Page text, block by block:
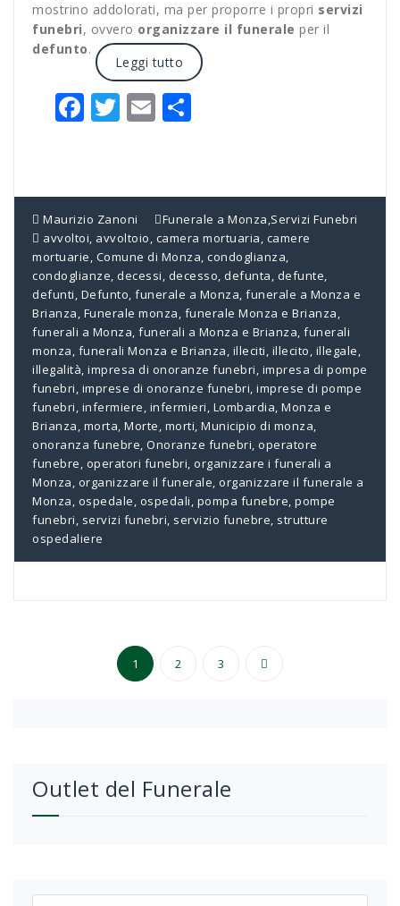
mostrino addolorati, ma per proporre i propri servizi
funebri, ovvero organizzare il funerale per il
defunto.
Leggi tutto
Facebook
Twitter
Email
Maurizio Zanoni Funerale a Monza,Servizi Funebri
avvoltoi, avvoltoio, camera mortuaria, camere
mortuarie, Comune di Monza, condoglianza,
condoglianze, decessi, decesso, defunta, defunte,
defunti, Defunto, funerale a Monza, funerale a Monza e
Brianza, Funerale monza, funerale Monza e Brianza,
funerali a Monza, funerali a Monza e Brianza, funerali
monza, funerali Monza e Brianza, illeciti, illecito, illegale,
illegalità, impresa di onoranze funebri, impresa di pompe
funebri, imprese di onoranze funebri, imprese di pompe
funebri, infermiere, infermieri, Lombardia, Monza e
Brianza, morta, Morte, morti, Municipio di monza,
onoranza funebre, Onoranze funebri, operatore
funebre, operatori funebri, organizzare i funerali a
Monza, organizzare il funerale, organizzare il funerale a
Monza, ospedale, ospedali, pompa funebre, pompe
funebri, servizi funebri, servizio funebre, strutture
ospedaliere
Paginazione
1 2 3
Outlet del Funerale